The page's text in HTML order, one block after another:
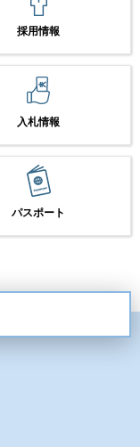
採用情報
入札情報
パスポート